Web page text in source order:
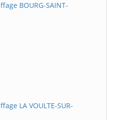
BOURG-SAINT-
LA VOULTE-SUR-